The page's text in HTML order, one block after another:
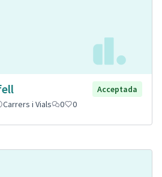
Acceptada
Carrers i Vials 0 0